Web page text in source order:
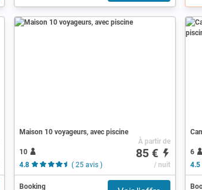
Maison 10 voyageurs, avec piscine
10
4.8
( 25 avis )
À partir de
85 €
/ nuit
Booking
6
4.5